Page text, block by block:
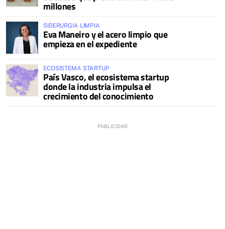
millones
SIDERURGIA LIMPIA
Eva Maneiro y el acero limpio que
empieza en el expediente
ECOSISTEMA STARTUP
País Vasco, el ecosistema startup
donde la industria impulsa el
crecimiento del conocimiento